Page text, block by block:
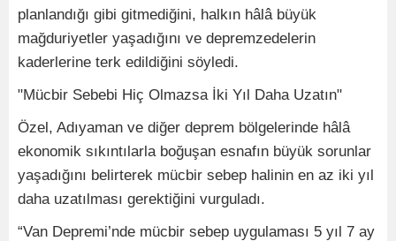
planlandığı gibi gitmediğini, halkın hâlâ büyük
mağduriyetler yaşadığını ve depremzedelerin
kaderlerine terk edildiğini söyledi.
"Mücbir Sebebi Hiç Olmazsa İki Yıl Daha Uzatın"
Özel, Adıyaman ve diğer deprem bölgelerinde hâlâ
ekonomik sıkıntılarla boğuşan esnafın büyük sorunlar
yaşadığını belirterek mücbir sebep halinin en az iki yıl
daha uzatılması gerektiğini vurguladı.
“Van Depremi’nde mücbir sebep uygulaması 5 yıl 7 ay